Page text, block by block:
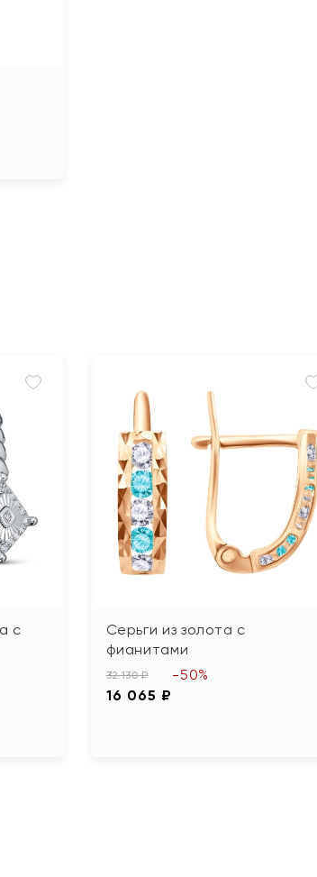
с
Серьги из золота с
фианитами
32 130 ₽
16 065 ₽
-50%